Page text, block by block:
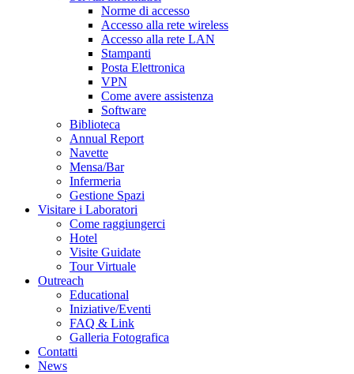
Norme di accesso
Accesso alla rete wireless
Accesso alla rete LAN
Stampanti
Posta Elettronica
VPN
Come avere assistenza
Software
Biblioteca
Annual Report
Navette
Mensa/Bar
Infermeria
Gestione Spazi
Visitare i Laboratori
Come raggiungerci
Hotel
Visite Guidate
Tour Virtuale
Outreach
Educational
Iniziative/Eventi
FAQ & Link
Galleria Fotografica
Contatti
News